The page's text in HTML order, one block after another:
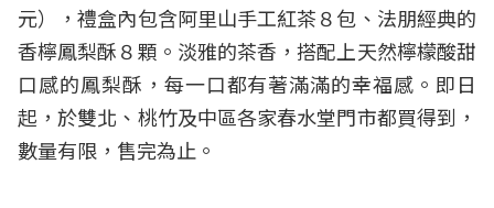
元），禮盒內包含阿里山手工紅茶８包、法朋經典的
香檸鳳梨酥８顆。淡雅的茶香，搭配上天然檸檬酸甜
口感的鳳梨酥，每一口都有著滿滿的幸福感。即日
起，於雙北、桃竹及中區各家春水堂門市都買得到，
數量有限，售完為止。